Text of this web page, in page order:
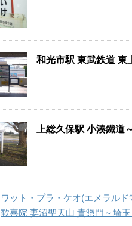
和光市駅 東武鉄道 東
上総久保駅 小湊鐵道
ワット・プラ・ケオ(エメラル
歓喜院 妻沼聖天山 貴惣門～埼